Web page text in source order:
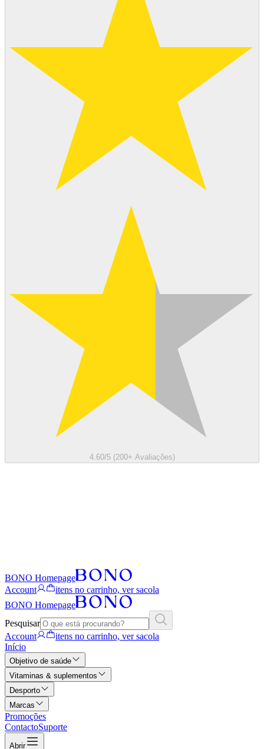
4.60/5 (200+ Avaliações)
BONO Homepage
Account
itens no carrinho, ver sacola
BONO Homepage
Pesquisar
Account
itens no carrinho, ver sacola
Início
Objetivo de saúde
Vitaminas & suplementos
Desporto
Marcas
Promoções
ContactoSuporte
Abrir